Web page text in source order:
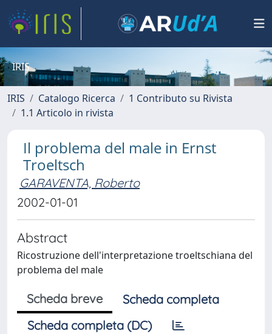
IRIS
IRIS Catalogo Ricerca
1 Contributo su Rivista
1.1 Articolo in rivista
Il problema del male in Ernst
Troeltsch
GARAVENTA, Roberto
2002-01-01
Abstract
Ricostruzione dell'interpretazione troeltschiana del
problema del male
Scheda breve
Scheda completa
Scheda completa (DC)